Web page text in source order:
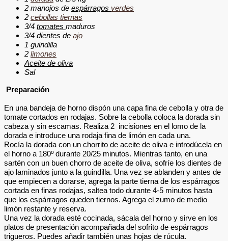
2 manojos de espárragos verdes
2 cebollas tiernas
3/4 tomates maduros
3/4 dientes de ajo
1 guindilla
2 limones
Aceite de oliva
Sal
Preparación
En una bandeja de horno dispón una capa fina de cebolla y otra de
tomate cortados en rodajas. Sobre la cebolla coloca la dorada sin
cabeza y sin escamas. Realiza 2 incisiones en el lomo de la
dorada e introduce una rodaja fina de limón en cada una.
Rocía la dorada con un chorrito de aceite de oliva e introdúcela en
el horno a 180º durante 20/25 minutos. Mientras tanto, en una
sartén con un buen chorro de aceite de oliva, sofríe los dientes de
ajo laminados junto a la guindilla. Una vez se ablanden y antes de
que empiecen a dorarse, agrega la parte tierna de los espárragos
cortada en finas rodajas, saltea todo durante 4-5 minutos hasta
que los espárragos queden tiernos. Agrega el zumo de medio
limón restante y reserva.
Una vez la dorada esté cocinada, sácala del horno y sirve en los
platos de presentación acompañada del sofrito de espárragos
trigueros. Puedes añadir también unas hojas de rúcula.